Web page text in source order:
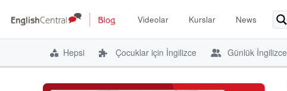
Videolar Kurslar News
Hepsi Çocuklar için İngilizce Günlük İngilizce
İçeriğe